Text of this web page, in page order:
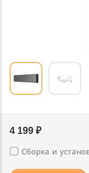
4 199 ₽
Сборка и